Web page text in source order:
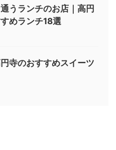
うランチのお店｜高円
めランチ18選
寺のおすすめスイーツ